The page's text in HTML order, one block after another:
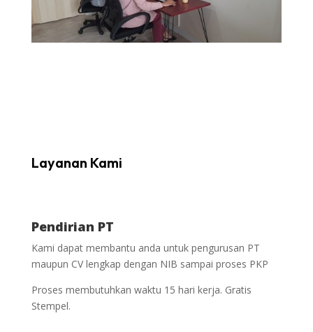
Layanan Kami
Pendirian PT
Kami dapat membantu anda untuk pengurusan PT
maupun CV lengkap dengan NIB sampai proses PKP
Proses membutuhkan waktu 15 hari kerja. Gratis
Stempel.